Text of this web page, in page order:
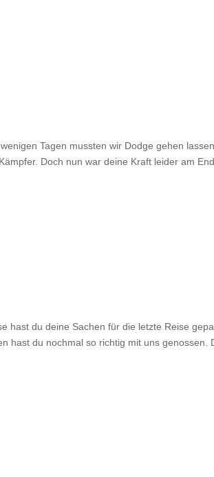
Tagen mussten wir Dodge gehen
Doch nun war deine Kraft leider am
hast du deine Sachen für die letzte Reise
hast du nochmal so richtig mit uns genossen.